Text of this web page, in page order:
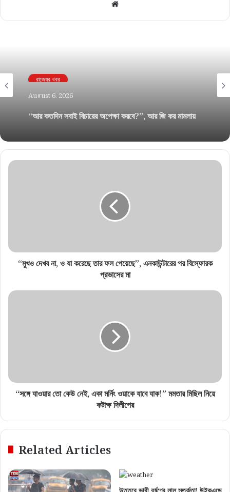
Website
রাজ্যের খবর
August 6, 2026
হাইকোর্টে তুমুল ভর্ৎসিত সিবিআই!
“মুখও দেখব না, ও যা করেছে তার ফল পেয়েছে”, এনকাউন্টারের পর বিস্ফোরক
প্রভাসের মা
“সঙ্গে যাওয়ার তো কেউ নেই, একা মর্নিং ওয়াকে যাবে যাক!” মমতার মিছিল নিয়ে
কটাক্ষ দিলীপের
Related Articles